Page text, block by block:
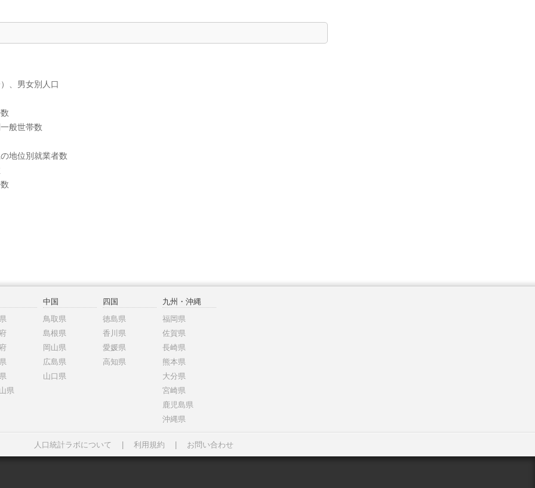
、男女別人口
般世帯数
地位別就業者数
県
中国
鳥取県
島根県
岡山県
広島県
山口県
四国
徳島県
香川県
愛媛県
高知県
九州・沖縄
福岡県
佐賀県
長崎県
熊本県
大分県
宮崎県
鹿児島県
沖縄県
人口統計ラボについて 利用規約 お問い合わせ